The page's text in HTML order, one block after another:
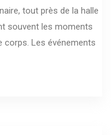
tout près de la halle
souvent les moments
corps. Les événements